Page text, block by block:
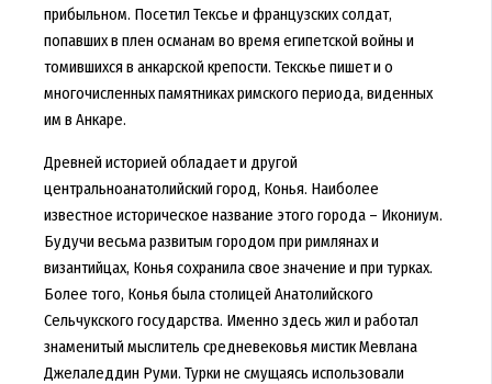
прибыльном. Посетил Тексье и французских солдат,
попавших в плен османам во время египетской войны и
томившихся в анкарской крепости. Текскье пишет и о
многочисленных памятниках римского периода, виденных
им в Анкаре.
Древней историей обладает и другой
центральноанатолийский город, Конья. Наиболее
известное историческое название этого города – Икониум.
Будучи весьма развитым городом при римлянах и
византийцах, Конья сохранила свое значение и при турках.
Более того, Конья была столицей Анатолийского
Сельчукского государства. Именно здесь жил и работал
знаменитый мыслитель средневековья мистик Мевлана
Джелаледдин Руми. Турки не смущаясь использовали